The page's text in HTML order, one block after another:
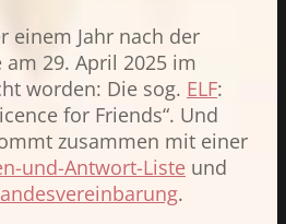
einem Jahr nach der
29. April 2025 im
worden: Die sog. ELF:
for Friends“. Und
zusammen mit einer
und-Antwort-Liste und
.